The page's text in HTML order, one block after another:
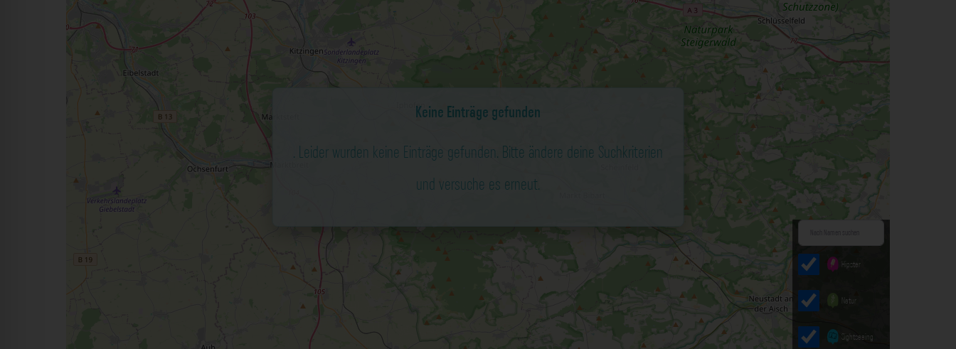
Keine Einträge gefunden
. Leider wurden keine Einträge gefunden. Bitte ändere deine Suchkriterien
und versuche es erneut.
Hipster
Natur
Sightseeing